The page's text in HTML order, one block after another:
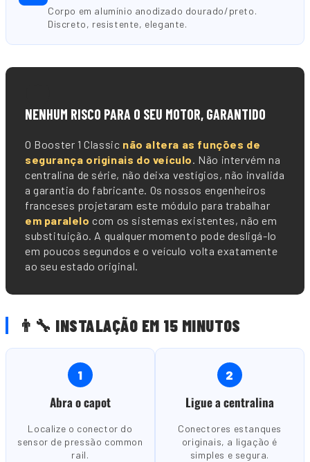
Corpo em alumínio anodizado dourado/preto.
Discreto, resistente, elegante.
NENHUM RISCO PARA O SEU MOTOR, GARANTIDO
O Booster 1 Classic não altera as funções de
segurança originais do veículo. Não intervém na
centralina de série, não deixa vestígios, não invalida
a garantia do fabricante. Os nossos engenheiros
franceses projetaram este módulo para trabalhar
em paralelo com os sistemas existentes, não em
substituição. A qualquer momento pode desligá-lo
em poucos segundos e o veículo volta exatamente
ao seu estado original.
👨🔧 INSTALAÇÃO EM 15 MINUTOS
1
Abra o capot
Localize o conector do
sensor de pressão common
rail.
2
Ligue a centralina
Conectores estanques
originais, a ligação é
simples e segura.